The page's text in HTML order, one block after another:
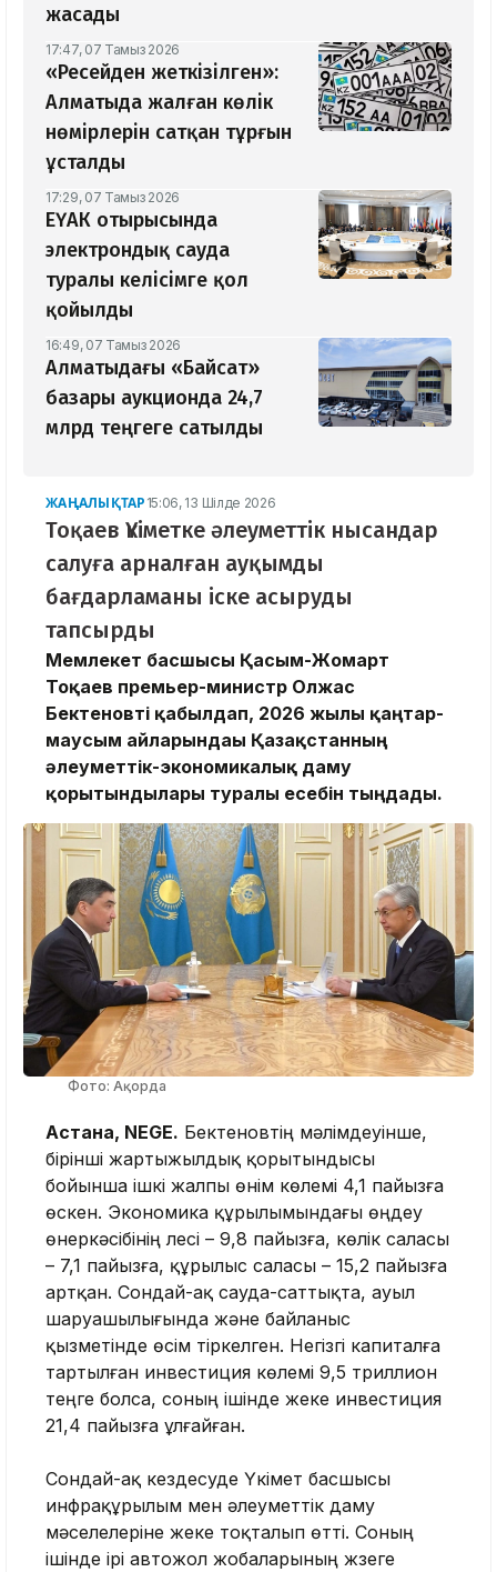
жасады
17:47, 07 Тамыз 2026
«Ресейден жеткізілген»:
Алматыда жалған көлік
нөмірлерін сатқан тұрғын
ұсталды
17:29, 07 Тамыз 2026
ЕҮАК отырысында
электрондық сауда
туралы келісімге қол
қойылды
16:49, 07 Тамыз 2026
Алматыдағы «Байсат»
базары аукционда 24,7
млрд теңгеге сатылды
ЖАҢАЛЫҚТАР 15:06, 13 Шілде 2026
Тоқаев Үкіметке әлеуметтік нысандар
салуға арналған ауқымды
бағдарламаны іске асыруды
тапсырды
Мемлекет басшысы Қасым-Жомарт
Тоқаев премьер-министр Олжас
Бектеновті қабылдап, 2026 жылғы қаңтар-
маусым айларындағы Қазақстанның
әлеуметтік-экономикалық даму
қорытындылары туралы есебін тыңдады.
Фото: Ақорда
Астана, NEGE. Бектеновтің мәлімдеуінше,
бірінші жартыжылдық қорытындысы
бойынша ішкі жалпы өнім көлемі 4,1 пайызға
өскен. Экономика құрылымындағы өңдеу
өнеркәсібінің үлесі – 9,8 пайызға, көлік саласы
– 7,1 пайызға, құрылыс саласы – 15,2 пайызға
артқан. Сондай-ақ сауда-саттықта, ауыл
шаруашылығында және байланыс
қызметінде өсім тіркелген. Негізгі капиталға
тартылған инвестиция көлемі 9,5 триллион
теңге болса, соның ішінде жеке инвестиция
21,4 пайызға ұлғайған.
Сондай-ақ кездесуде Үкімет басшысы
инфрақұрылым мен әлеуметтік даму
мәселелеріне жеке тоқталып өтті. Соның
ішінде ірі автожол жобаларының жүзеге